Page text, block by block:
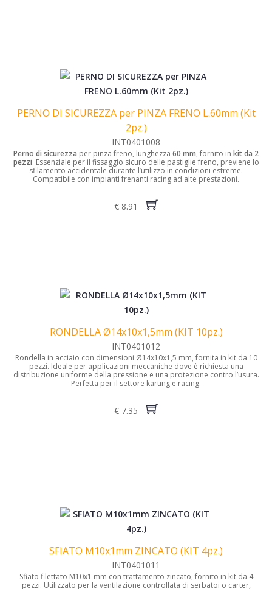
PERNO DI SICUREZZA per PINZA FRENO L.60mm (Kit
2pz.)
INT0401008
Perno di sicurezza per pinza freno, lunghezza 60 mm, fornito in kit da 2
pezzi. Essenziale per il fissaggio sicuro delle pastiglie freno, previene lo
sfilamento accidentale durante l’utilizzo in condizioni estreme.
Compatibile con impianti frenanti racing ad alte prestazioni.
€ 8.91
RONDELLA Ø14x10x1,5mm (KIT 10pz.)
INT0401012
Rondella in acciaio con dimensioni Ø14x10x1,5 mm, fornita in kit da 10
pezzi. Ideale per applicazioni meccaniche dove è richiesta una
distribuzione uniforme della pressione e una protezione contro l’usura.
Perfetta per il settore karting e racing.
€ 7.35
SFIATO M10x1mm ZINCATO (KIT 4pz.)
INT0401011
Sfiato filettato M10x1 mm con trattamento zincato, fornito in kit da 4
pezzi. Utilizzato per la ventilazione controllata di serbatoi o carter,